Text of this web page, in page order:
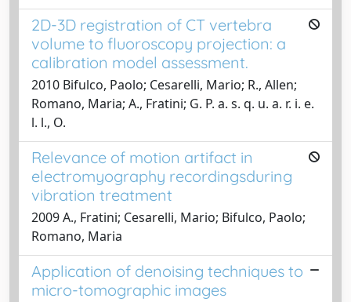
2D-3D registration of CT vertebra
volume to fluoroscopy projection: a
calibration model assessment.
2010 Bifulco, Paolo; Cesarelli, Mario; R., Allen;
Romano, Maria; A., Fratini; G. P. a. s. q. u. a. r. i. e.
l. l., O.
Relevance of motion artifact in
electromyography recordingsduring
vibration treatment
2009 A., Fratini; Cesarelli, Mario; Bifulco, Paolo;
Romano, Maria
Application of denoising techniques to
micro-tomographic images